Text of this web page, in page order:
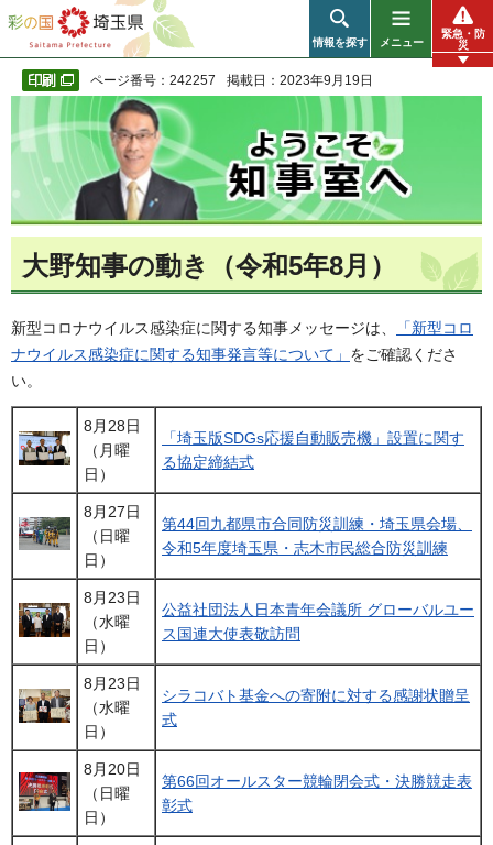
彩の国 埼玉県
情報を探す メニュー
緊急・防
災
ページ番号：242257 掲載日：2023年9月19日
大野知事の動き（令和5年8月）
新型コロナウイルス感染症に関する知事メッセージは、
「新型コロ
ナウイルス感染症に関する知事発言等について」 をご確認くださ
い。
8月28日
（月曜
日）
「埼玉版SDGs応援自動販売機」設置に関す
る協定締結式
8月27日
（日曜
日）
第44回九都県市合同防災訓練・埼玉県会場、
令和5年度埼玉県・志木市民総合防災訓練
8月23日
（水曜
日）
公益社団法人日本青年会議所 グローバルユー
ス国連大使表敬訪問
8月23日
（水曜
日）
シラコバト基金への寄附に対する感謝状贈呈
式
8月20日
（日曜
日）
第66回オールスター競輪閉会式・決勝競走表
彰式